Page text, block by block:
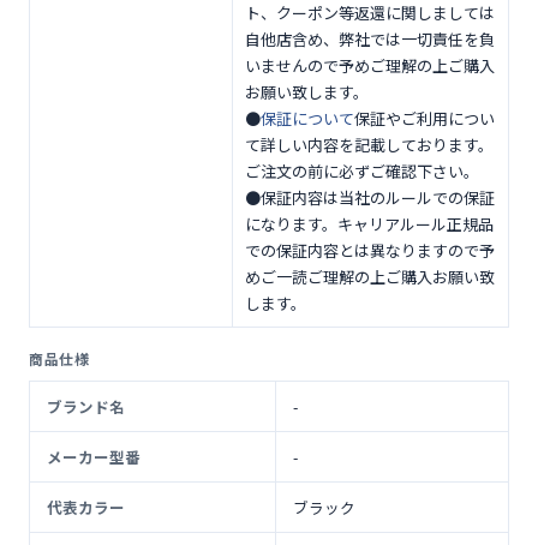
ト、クーポン等返還に関しましては
自他店含め、弊社では一切責任を負
いませんので予めご理解の上ご購入
お願い致します。
●保証について保証やご利用につい
て詳しい内容を記載しております。
ご注文の前に必ずご確認下さい。
●保証内容は当社のルールでの保証
になります。キャリアルール正規品
での保証内容とは異なりますので予
めご一読ご理解の上ご購入お願い致
します。
商品仕様
ブランド名 -
メーカー型番 -
代表カラー ブラック